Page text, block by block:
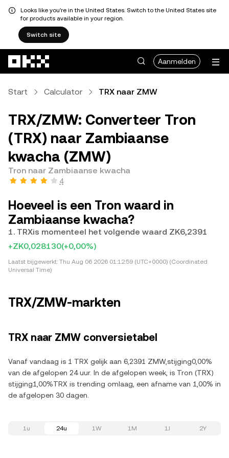
Looks like you're in the United States. Switch to the United States site
for products available in your region.
Switch site
Aanmelden
Start Calculator TRX naar ZMW
TRX/ZMW: Converteer Tron
(TRX) naar Zambiaanse
kwacha (ZMW)
Tron naar Zambiaanse kwacha
4
Hoeveel is een Tron waard in
Zambiaanse kwacha?
1. TRXis momenteel het volgende waard ZK6,2391
+ZK0,028130(+0,00%)
Laatst bijgewerkt: Thu Aug 06 2026 01:12:59 (UTC+0000) (Coordinated
Universal Time)
TRX/ZMW-markten
TRX naar ZMW conversietabel
Vanaf vandaag is 1 TRX gelijk aan 6,2391 ZMW,stijging0,00%
van de afgelopen 24 uur. In de afgelopen week, is Tron (TRX)
stijging1,00%TRX is trending omlaag, een afname van 1,00% in
de afgelopen 30 dagen.
1u 24u 1W 1M 1J 2Y